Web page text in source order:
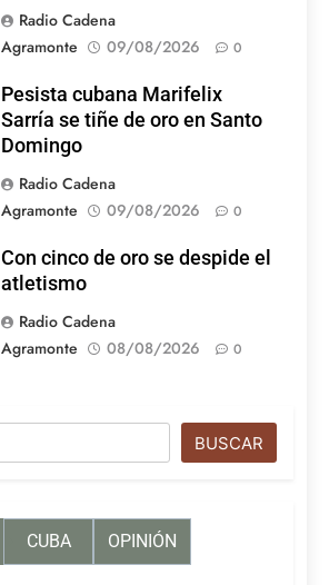
Radio Cadena
Agramonte
09/08/2026 0
Pesista cubana Marifelix
Sarría se tiñe de oro en Santo
Domingo
Radio Cadena
Agramonte
09/08/2026 0
Con cinco de oro se despide el
atletismo
Radio Cadena
Agramonte
08/08/2026 0
BUSCAR
CUBA OPINIÓN